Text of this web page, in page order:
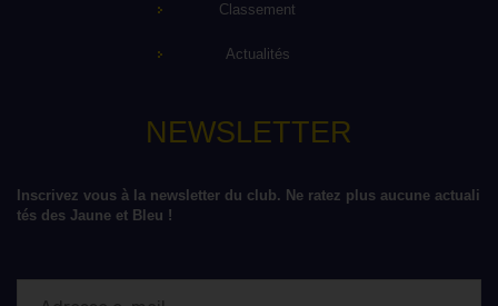
Classement
Actualités
NEWSLETTER
Inscrivez vous à la newsletter du club. Ne ratez plus aucune actuali
tés des Jaune et Bleu !